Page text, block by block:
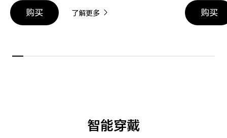
机
机
购买 了解更多 购买
智能穿戴